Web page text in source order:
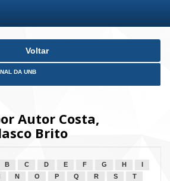
Voltar
DA UNB
Autor Costa,
Brito
B C D E F G H
N O P Q R S
T